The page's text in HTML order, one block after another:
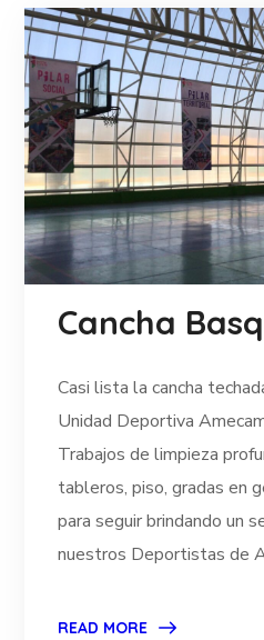
Cancha
Casi lista la cancha
Unidad Deportiva
Trabajos de limpieza
tableros, piso, gradas en
para seguir brindando un
nuestros Deportistas de
READ MORE